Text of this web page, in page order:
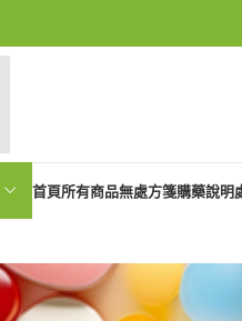
首頁所有商品無處方箋購藥說明